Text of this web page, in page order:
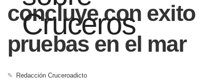
concluye con exito
pruebas en el mar
✎
Redacción Cruceroadicto